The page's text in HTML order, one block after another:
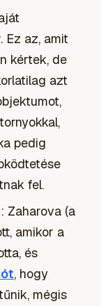
Ez az, amit
kértek, de
azt
pedig
fel.
Zaharova (a
amikor a
és
, hogy
mégis